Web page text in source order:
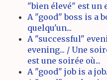
"bien élevé" est un
A "good" boss is a
quelqu'un...
A "successful"
evening... / Une
est une soirée où...
A "good" job is a